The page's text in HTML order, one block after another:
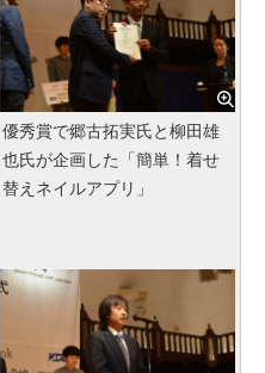
優秀賞で郷古拓実氏と柳田雄
也氏が企画した「簡単！着せ
替えネイルアプリ」